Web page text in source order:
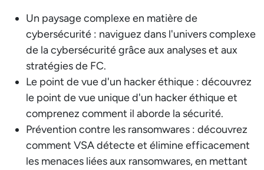
Un paysage complexe en matière de
cybersécurité : naviguez dans l'univers complexe
de la cybersécurité grâce aux analyses et aux
stratégies de FC.
Le point de vue d'un hacker éthique : découvrez
le point de vue unique d'un hacker éthique et
comprenez comment il aborde la sécurité.
Prévention contre les ransomwares : découvrez
comment VSA détecte et élimine efficacement
les menaces liées aux ransomwares, en mettant